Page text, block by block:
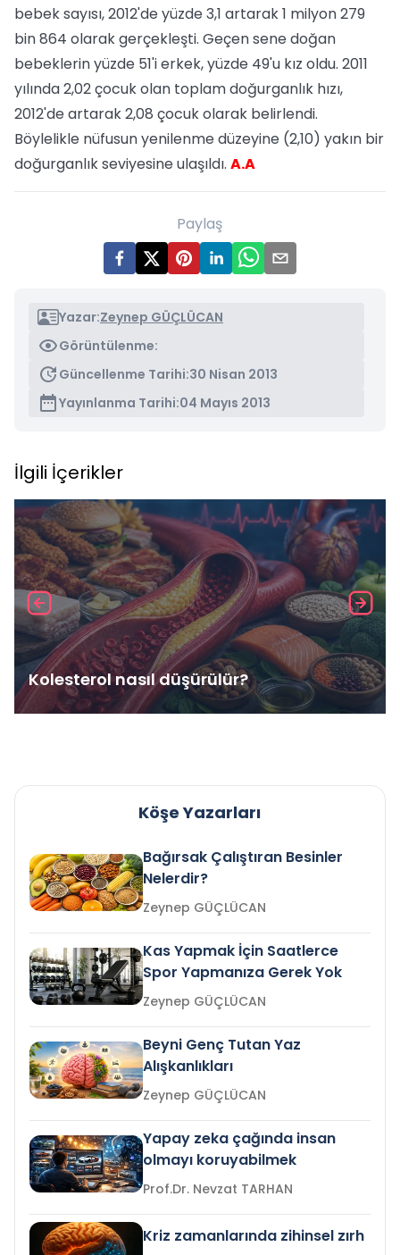
bebek sayısı, 2012'de yüzde 3,1 artarak 1 milyon 279
bin 864 olarak gerçekleşti. Geçen sene doğan
bebeklerin yüzde 51'i erkek, yüzde 49'u kız oldu. 2011
yılında 2,02 çocuk olan toplam doğurganlık hızı,
2012'de artarak 2,08 çocuk olarak belirlendi.
Böylelikle nüfusun yenilenme düzeyine (2,10) yakın bir
doğurganlık seviyesine ulaşıldı. A.A
Paylaş
Yazar:Zeynep GÜÇLÜCAN
Görüntülenme:
Güncellenme Tarihi:30 Nisan 2013
Yayınlanma Tarihi:04 Mayıs 2013
İlgili İçerikler
Kolesterol nasıl düşürülür?
Köşe Yazarları
Bağırsak Çalıştıran Besinler
Nelerdir?
Zeynep GÜÇLÜCAN
Kas Yapmak İçin Saatlerce
Spor Yapmanıza Gerek Yok
Zeynep GÜÇLÜCAN
Beyni Genç Tutan Yaz
Alışkanlıkları
Zeynep GÜÇLÜCAN
Yapay zeka çağında insan
olmayı koruyabilmek
Prof.Dr. Nevzat TARHAN
Kriz zamanlarında zihinsel zırh